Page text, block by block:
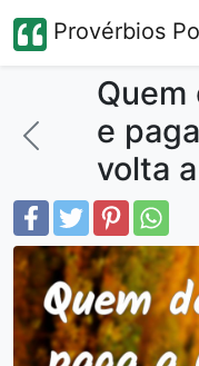
Provérbios
Quem
e
volta